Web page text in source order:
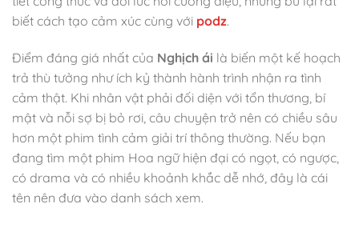
biết cách tạo cảm xúc cùng với podz.
Điểm đáng giá nhất của Nghịch ái là biến một kế hoạch
trả thù tưởng như ích kỷ thành hành trình nhận ra tình
cảm thật. Khi nhân vật phải đối diện với tổn thương, bí
mật và nỗi sợ bị bỏ rơi, câu chuyện trở nên có chiều sâu
hơn một phim tình cảm giải trí thông thường. Nếu bạn
đang tìm một phim Hoa ngữ hiện đại có ngọt, có ngược,
có drama và có nhiều khoảnh khắc dễ nhớ, đây là cái
tên nên đưa vào danh sách xem.